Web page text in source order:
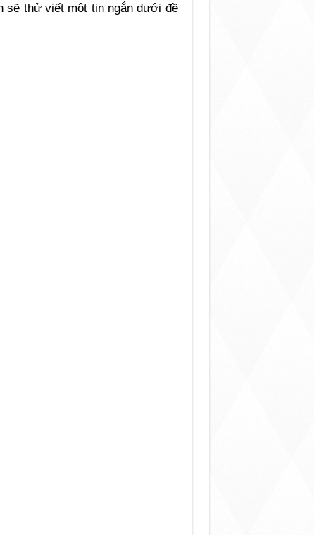
sẽ thử viết một tin ngắn dưới đề